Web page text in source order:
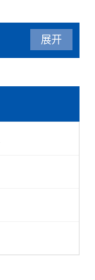
展开